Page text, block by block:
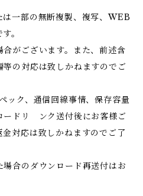
は一部の無断複製、複写、WEB
。
合がございます。また、前述含
の対応は致しかねますのでご
ック、通信回線事情、保存容量
ードリ ンク送付後にお客様ご
対応は致しかねますのでご了
場合のダウンロード再送付はお